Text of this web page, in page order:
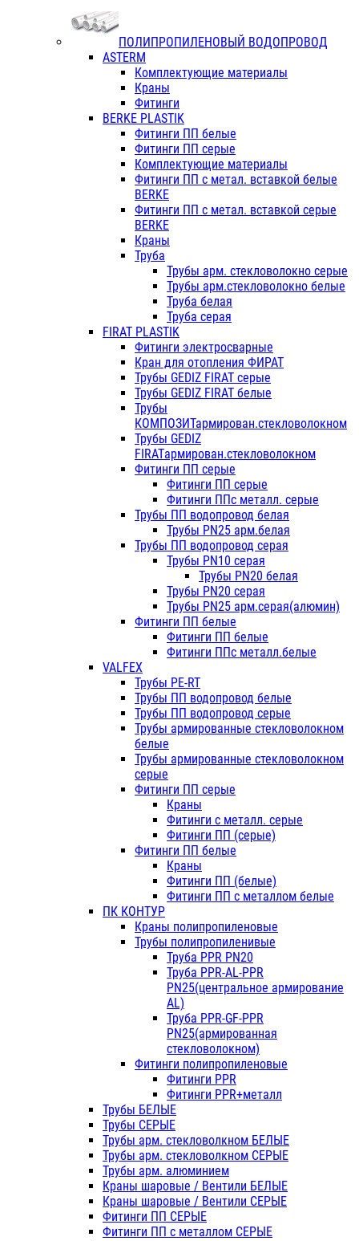
ПОЛИПРОПИЛЕНОВЫЙ ВОДОПРОВОД
ASTERM
Комплектующие материалы
Краны
Фитинги
BERKE PLASTIK
Фитинги ПП белые
Фитинги ПП серые
Комплектующие материалы
Фитинги ПП с метал. вставкой белые
BERKE
Фитинги ПП с метал. вставкой серые
BERKE
Краны
Труба
Трубы арм. стекловолокно серые
Трубы арм.стекловолокно белые
Труба белая
Труба серая
FIRAT PLASTIK
Фитинги электросварные
Кран для отопления ФИРАТ
Трубы GEDIZ FIRAT серые
Трубы GEDIZ FIRAT белые
Трубы
КОМПОЗИТармирован.стекловолокном
Трубы GEDIZ
FIRATармирован.стекловолокном
Фитинги ПП серые
Фитинги ПП серые
Фитинги ППс металл. серые
Трубы ПП водопровод белая
Трубы PN25 арм.белая
Трубы ПП водопровод серая
Трубы PN10 серая
Трубы PN20 белая
Трубы PN20 серая
Трубы PN25 арм.серая(алюмин)
Фитинги ПП белые
Фитинги ПП белые
Фитинги ППс металл.белые
VALFEX
Трубы PE-RT
Трубы ПП водопровод белые
Трубы ПП водопровод серые
Трубы армированные стекловолокном
белые
Трубы армированные стекловолокном
серые
Фитинги ПП серые
Краны
Фитинги с металл. серые
Фитинги ПП (серые)
Фитинги ПП белые
Краны
Фитинги ПП (белые)
Фитинги ПП с металлом белые
ПК КОНТУР
Краны полипропиленовые
Трубы полипропиленивые
Труба PPR PN20
Труба PPR-AL-PPR
PN25(центральное армирование
AL)
Труба PPR-GF-PPR
PN25(армированная
стекловолокном)
Фитинги полипропиленовые
Фитинги PPR
Фитинги PPR+металл
Трубы БЕЛЫЕ
Трубы СЕРЫЕ
Трубы арм. стекловолкном БЕЛЫЕ
Трубы арм. стекловолкном СЕРЫЕ
Трубы арм. алюминием
Краны шаровые / Вентили БЕЛЫЕ
Краны шаровые / Вентили СЕРЫЕ
Фитинги ПП СЕРЫЕ
Фитинги ПП с металлом СЕРЫЕ